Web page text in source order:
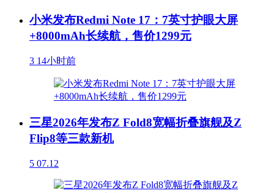
小米发布Redmi Note 17：7英寸护眼大屏
+8000mAh长续航，售价1299元
3 14小时前
三星2026年发布Z Fold8宽幅折叠旗舰及Z
Flip8等三款新机
5 07.12